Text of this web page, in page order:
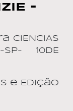
-
CIENCIAS
10DE
e Edição